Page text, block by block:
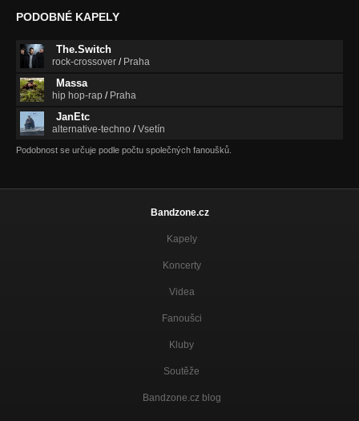
PODOBNÉ KAPELY
The.Switch
rock-crossover / Praha
Massa
hip hop-rap / Praha
JanEtc
alternative-techno /Vsetín
Podobnost se určuje podle počtu společných fanoušků.
Bandzone.cz
Kapely
Koncerty
Videa
Fanoušci
Kluby
Soutěže
Bandzone.cz blog